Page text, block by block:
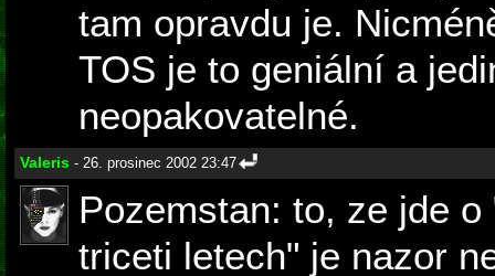
tam opravdu je.
TOS je to geniální a
neopakovatelné.
Valeris - 26. prosinec 2002 23:47
Pozemstan: to, ze jde
triceti letech" je nazor